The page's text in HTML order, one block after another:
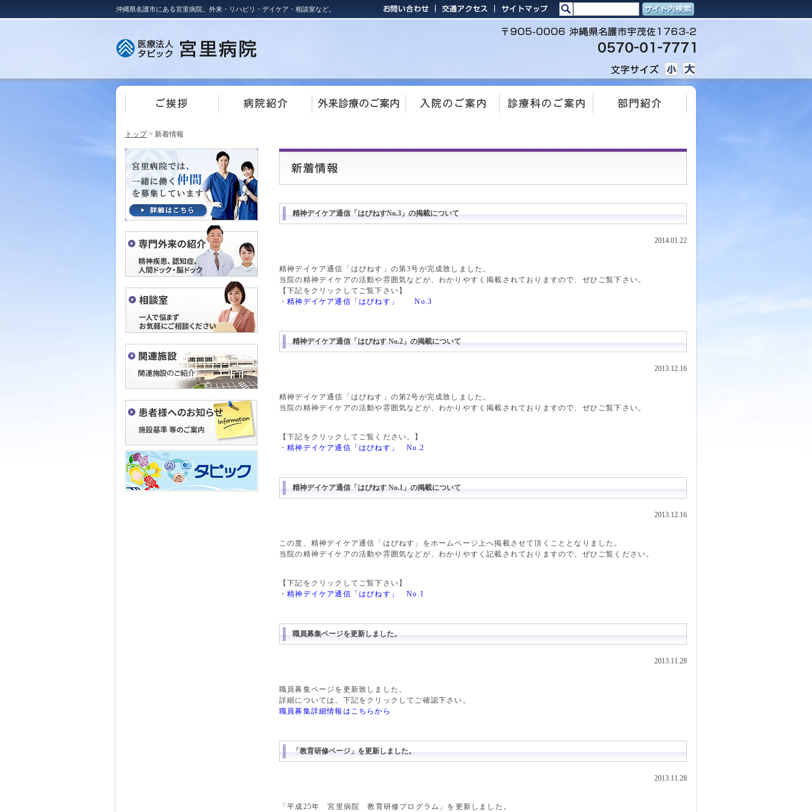
沖縄県名護市にある宮里病院。外来・リハビリ・デイケア・相談室など。
トップ> 新着情報
精神デイケア通信「はぴねすNo.3」の掲載について
2014.01.22
精神デイケア通信「はぴねす」の第3号が完成致しました。
当院の精神デイケアの活動や雰囲気などが、わかりやすく掲載されておりますので、ぜひご覧下さい。
【下記をクリックしてご覧下さい】
・精神デイケア通信「はぴねす」 No.3
精神デイケア通信「はぴねす No.2」の掲載について
2013.12.16
精神デイケア通信「はぴねす」の第2号が完成致しました。
当院の精神デイケアの活動や雰囲気などが、わかりやすく掲載されておりますので、ぜひご覧下さい。
【下記をクリックしてご覧ください。】
・精神デイケア通信「はぴねす」 No.2
精神デイケア通信「はぴねす No.1」の掲載について
2013.12.16
この度、精神デイケア通信「はぴねす」をホームページ上へ掲載させて頂くこととなりました。
当院の精神デイケアの活動や雰囲気などが、わかりやすく記載されておりますので、ぜひご覧ください。
【下記をクリックしてご覧下さい】
・精神デイケア通信「はぴねす」 No.1
職員募集ページを更新しました。
2013.11.28
職員募集ページを更新致しました。
詳細については、下記をクリックしてご確認下さい。
職員募集詳細情報はこちらから
「教育研修ページ」を更新しました。
2013.11.28
「平成25年 宮里病院 教育研修プログラム」を更新しました。